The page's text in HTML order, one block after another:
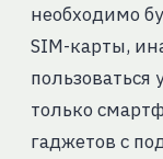
необходимо
SIM-карты,
пользоваться
только
гаджетов с